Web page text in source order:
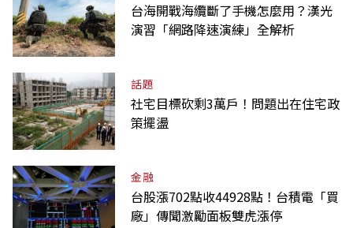
台海開戰海纜斷了手機怎麼用？漢光
演習「網路降速演練」全解析
話題
社宅目標砍剩3萬戶！問題出在住宅政
策擺盪
金融
台股漲702點收44928點！台積電「買
廠」傳聞激勵面板雙虎漲停